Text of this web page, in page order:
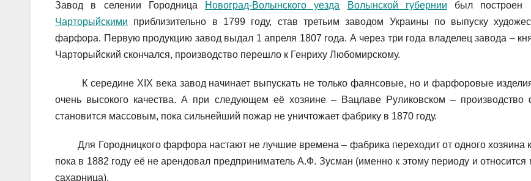
Завод в селении Городница Новоград-Волынского уезда Волынской губернии был построен
Чарторыйскими приблизительно в 1799 году, став третьим заводом Украины по выпуску
фарфора. Первую продукцию завод выдал 1 апреля 1807 года. А через три года владелец завода –
Чарторыйский скончался, производство перешло к Генриху Любомирскому.
К середине XIX века завод начинает выпускать не только фаянсовые, но и фарфоровые
очень высокого качества. А при следующем её хозяине – Вацлаве Руликовском – производство
становится массовым, пока сильнейший пожар не уничтожает фабрику в 1870 году.
Для Городницкого фарфора настают не лучшие времена – фабрика переходит от одного хозяина к
пока в 1882 году её не арендовал предприниматель А.Ф. Зусман (именно к этому периоду и относится
сахарница).